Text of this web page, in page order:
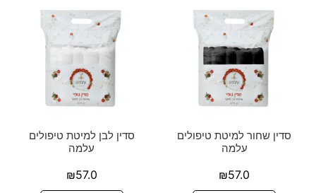
סדין שחור למיטת טיפולים
עלמה
₪57.0
סדין לבן למיטת טיפולים
עלמה
₪57.0